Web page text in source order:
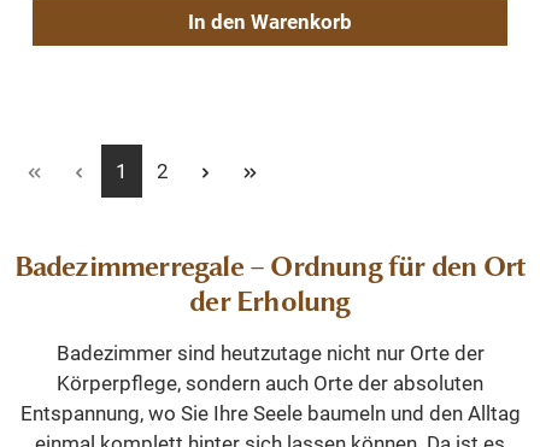
In den Warenkorb
Seite
1 Seite
2
Badezimmerregale – Ordnung für den Ort
der Erholung
Badezimmer sind heutzutage nicht nur Orte der
Körperpflege, sondern auch Orte der absoluten
Entspannung, wo Sie Ihre Seele baumeln und den Alltag